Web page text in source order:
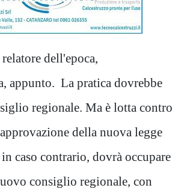
dell'epoca,
appunto. La pratica dovrebbe
regionale. Ma è lotta contro
della nuova legge
caso contrario, dovrà occupare
consiglio regionale, con